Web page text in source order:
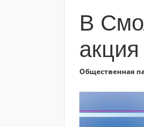
В
Общественная